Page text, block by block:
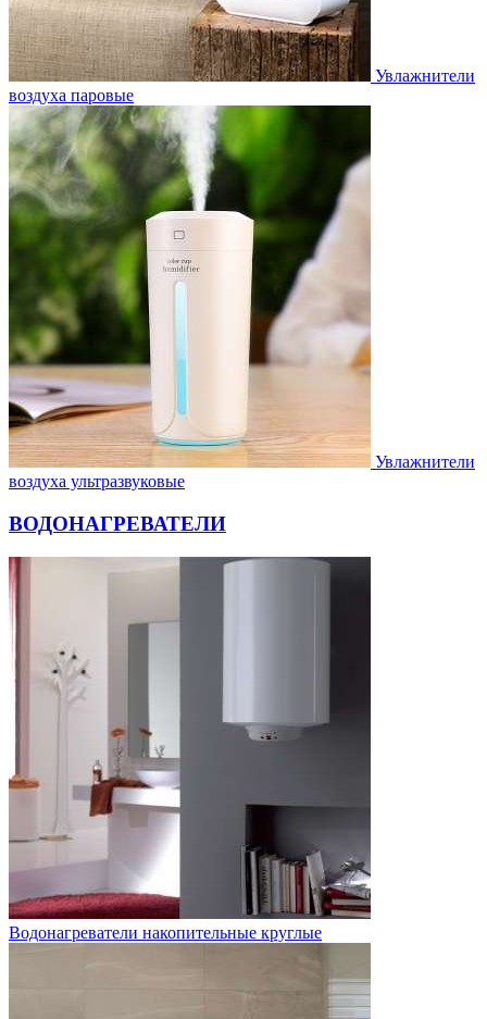
Увлажнители
воздуха паровые
Увлажнители
воздуха ультразвуковые
ВОДОНАГРЕВАТЕЛИ
Водонагреватели накопительные круглые